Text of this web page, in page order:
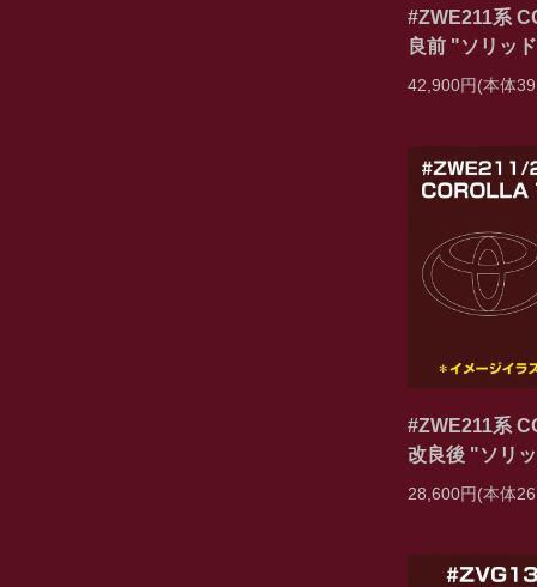
#ZWE211系
良前 "ソリッ
42,900円(本体
#ZWE211系
改良後 "ソリ
28,600円(本体